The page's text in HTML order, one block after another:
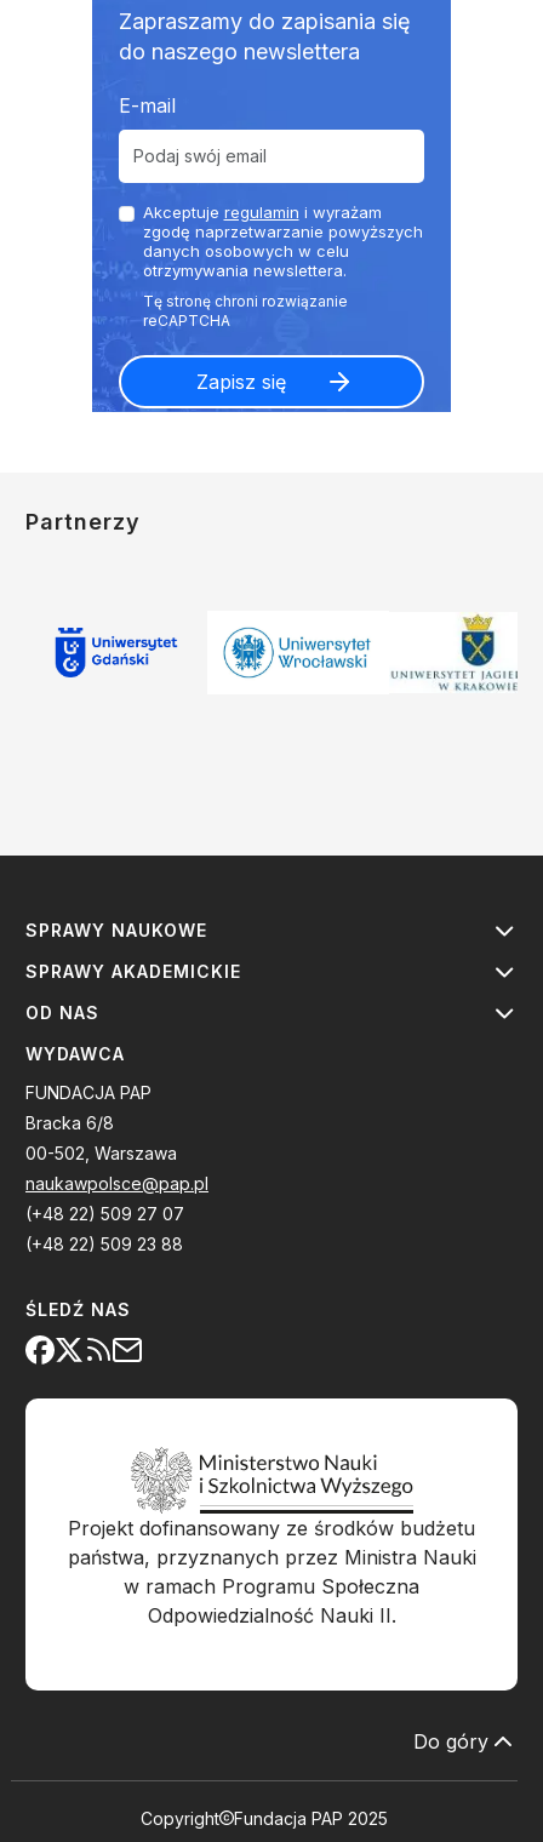
Zapraszamy do zapisania się
do naszego newslettera
E-mail
Akceptuje regulamin i wyrażam
zgodę naprzetwarzanie powyższych
danych osobowych w celu
otrzymywania newslettera.
Partnerzy
SPRAWY NAUKOWE
SPRAWY AKADEMICKIE
OD NAS
WYDAWCA
FUNDACJA PAP
Bracka 6/8
00-502, Warszawa
naukawpolsce@pap.pl
(+48 22) 509 27 07
(+48 22) 509 23 88
ŚLEDŹ NAS
Projekt dofinansowany ze środków budżetu
państwa, przyznanych przez Ministra Nauki
w ramach Programu Społeczna
Odpowiedzialność Nauki II.
Do góry
Copyright Fundacja PAP 2025